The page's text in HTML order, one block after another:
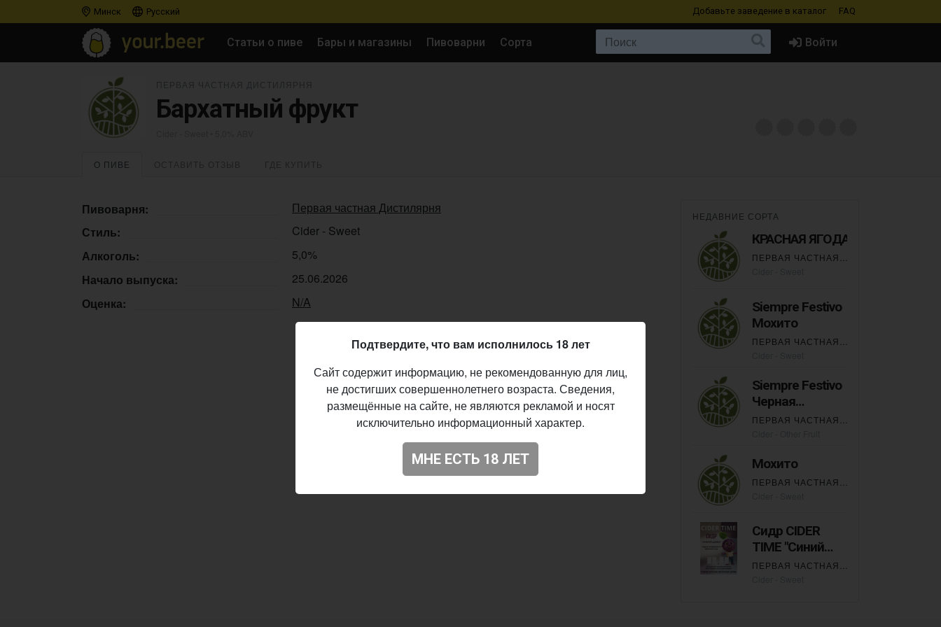
Минск Русский Добавьте заведение в каталог FAQ
Статьи о пиве Бары и магазины Пивоварни Сорта Войти
Бархатный фрукт
О ПИВЕ
Пивоварня:
Первая частная Дистилярня
Стиль:
Cider - Sweet
Алкоголь:
5,0%
Начало выпуска:
25.06.2026
Оценка:
N/A
НЕДАВНИЕ СОРТА
КРАСНАЯ ЯГОДА
Siempre Festivo
Мохито
Siempre Festivo
Черная
Смородина
Мохито
Сидр CIDER
TIME "Синий
джем"
Подтвердите, что вам исполнилось 18 лет
Сайт содержит информацию, не рекомендованную для лиц,
не достигших совершеннолетнего возраста. Сведения,
размещённые на сайте, не являются рекламой и носят
исключительно информационный характер.
МНЕ ЕСТЬ 18 ЛЕТ